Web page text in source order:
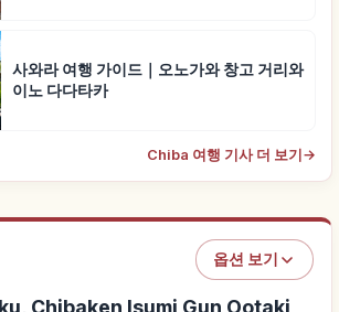
사와라 여행 가이드｜오노가와 창고 거리와
이노 다다타카
Chiba 여행 기사 더 보기 →
옵션 보기
Chibaken Isumi Gun Ootaki